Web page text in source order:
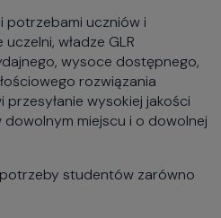
potrzebami uczniów i
władze GLR
wysoce dostępnego,
rozwiązania
wysokiej jakości
dowolnym miejscu i o dowolnej
potrzeby studentów zarówno